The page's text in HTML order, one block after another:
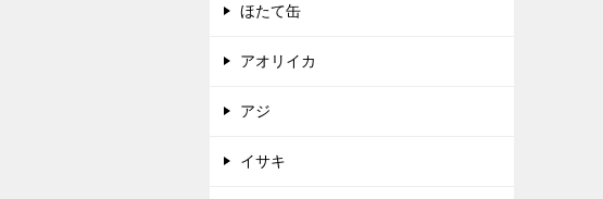
ほたて缶
アオリイカ
アジ
イサキ